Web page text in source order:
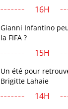
16H
Gianni Infantino
la FIFA ?
15H
Un été pour
Brigitte Lahaie
14H